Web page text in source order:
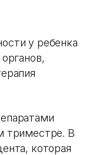
у ребенка
триместре. В
которая